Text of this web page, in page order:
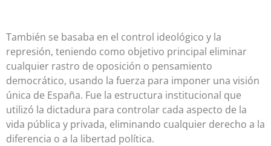
También se basaba en el control ideológico y la
represión, teniendo como objetivo principal eliminar
cualquier rastro de oposición o pensamiento
democrático, usando la fuerza para imponer una visión
única de España. Fue la estructura institucional que
utilizó la dictadura para controlar cada aspecto de la
vida pública y privada, eliminando cualquier derecho a la
diferencia o a la libertad política.